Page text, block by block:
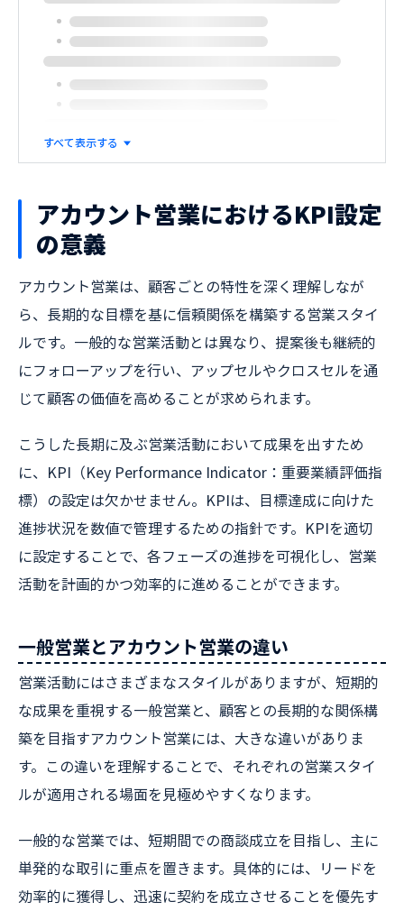
すべて表示する
アカウント営業におけるKPI設定
の意義
アカウント営業は、顧客ごとの特性を深く理解しなが
ら、長期的な目標を基に信頼関係を構築する営業スタイ
ルです。一般的な営業活動とは異なり、提案後も継続的
にフォローアップを行い、アップセルやクロスセルを通
じて顧客の価値を高めることが求められます。
こうした長期に及ぶ営業活動において成果を出すため
に、KPI（Key Performance Indicator：重要業績評価指
標）の設定は欠かせません。KPIは、目標達成に向けた
進捗状況を数値で管理するための指針です。KPIを適切
に設定することで、各フェーズの進捗を可視化し、営業
活動を計画的かつ効率的に進めることができます。
一般営業とアカウント営業の違い
営業活動にはさまざまなスタイルがありますが、短期的
な成果を重視する一般営業と、顧客との長期的な関係構
築を目指すアカウント営業には、大きな違いがありま
す。この違いを理解することで、それぞれの営業スタイ
ルが適用される場面を見極めやすくなります。
一般的な営業では、短期間での商談成立を目指し、主に
単発的な取引に重点を置きます。具体的には、リードを
効率的に獲得し、迅速に契約を成立させることを優先す